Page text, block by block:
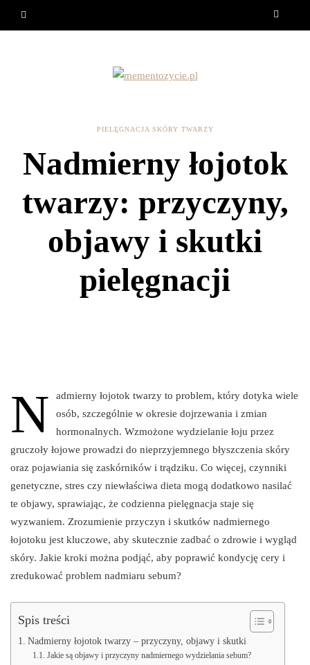
PIELĘGNACJA SKÓRY TWARZY
Nadmierny łojotok
twarzy: przyczyny,
objawy i skutki
pielęgnacji
N
admierny łojotok twarzy to problem, który dotyka wiele
osób, szczególnie w okresie dojrzewania i zmian
hormonalnych. Wzmożone wydzielanie łoju przez
gruczoły łojowe prowadzi do nieprzyjemnego błyszczenia skóry
oraz pojawiania się zaskórników i trądziku. Co więcej, czynniki
genetyczne, stres czy niewłaściwa dieta mogą dodatkowo nasilać
te objawy, sprawiając, że codzienna pielęgnacja staje się
wyzwaniem. Zrozumienie przyczyn i skutków nadmiernego
łojotoku jest kluczowe, aby skutecznie zadbać o zdrowie i wygląd
skóry. Jakie kroki można podjąć, aby poprawić kondycję cery i
zredukować problem nadmiaru sebum?
Spis treści
Nadmierny łojotok twarzy – przyczyny, objawy i skutki
Jakie są objawy i przyczyny nadmiernego wydzielania sebum?